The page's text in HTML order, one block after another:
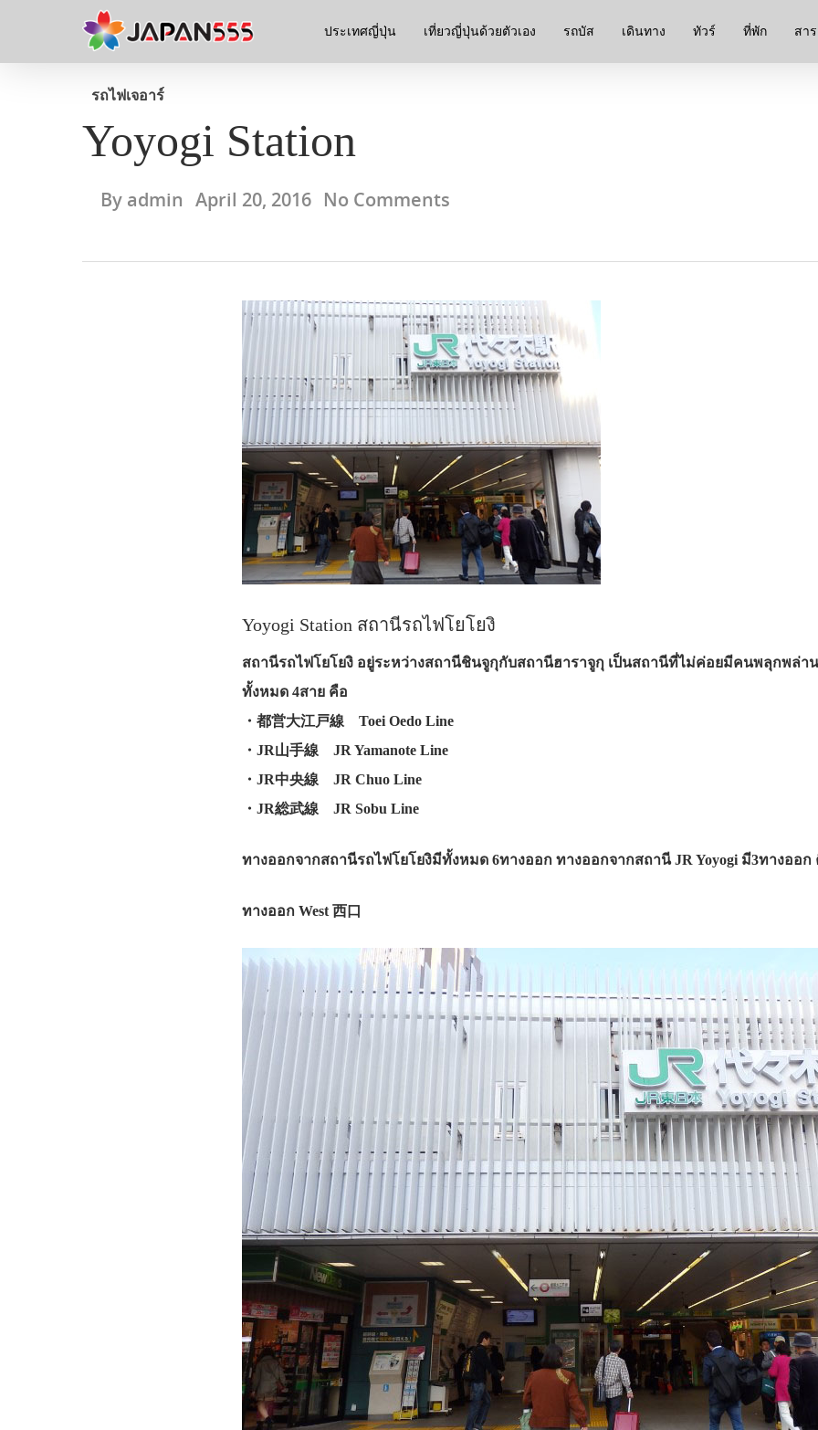
ประเทศญี่ปุ่น เที่ยวญี่ปุ่นด้วยตัวเอง รถบัส เดินทาง ทัวร์ ที่พัก สา
รถไฟเจอาร์
Yoyogi Station
By admin April 20, 2016 No Comments
Yoyogi Station สถานีรถไฟโยโยงิ
สถานีรถไฟโยโยงิ อยู่ระหว่างสถานีชินจูกุกับสถานีฮาราจูกุ เป็นสถานีที่ไม่ค่อยมีคนพลุกพล่า
ทั้งหมด 4สาย คือ
・都営大江戸線 Toei Oedo Line
・JR山手線 JR Yamanote Line
・JR中央線 JR Chuo Line
・JR総武線 JR Sobu Line
ทางออกจากสถานีรถไฟโยโยงิมีทั้งหมด 6ทางออก ทางออกจากสถานี JR Yoyogi มี3ทางออก
ทางออก West 西口